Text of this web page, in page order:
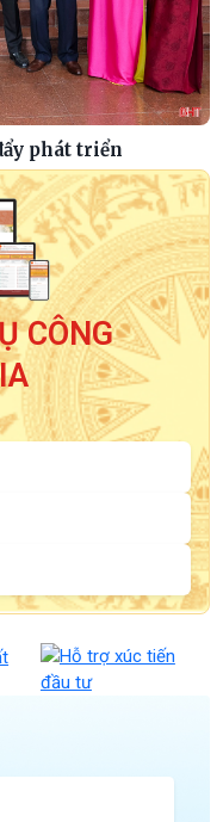
phát triển
CÔNG